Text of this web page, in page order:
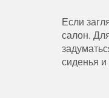
Если
салон.
сиденья